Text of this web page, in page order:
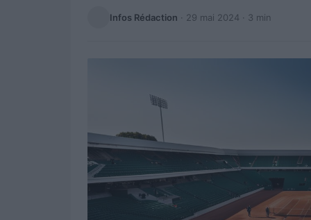
Infos Rédaction · 29 mai 2024 · 3 min